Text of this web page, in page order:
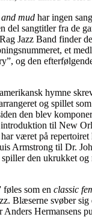
mud har ingen
del sangtitler fra de
Jazz Band finder
et
og den
hymne
og spillet
den blev
til New
været på
Armstrong til Dr.
den ukrukket
føles som en classic
Blæserne svøber sig
Hermansens